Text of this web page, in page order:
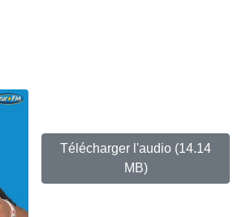
Télécharger l'audio (14.14
MB)